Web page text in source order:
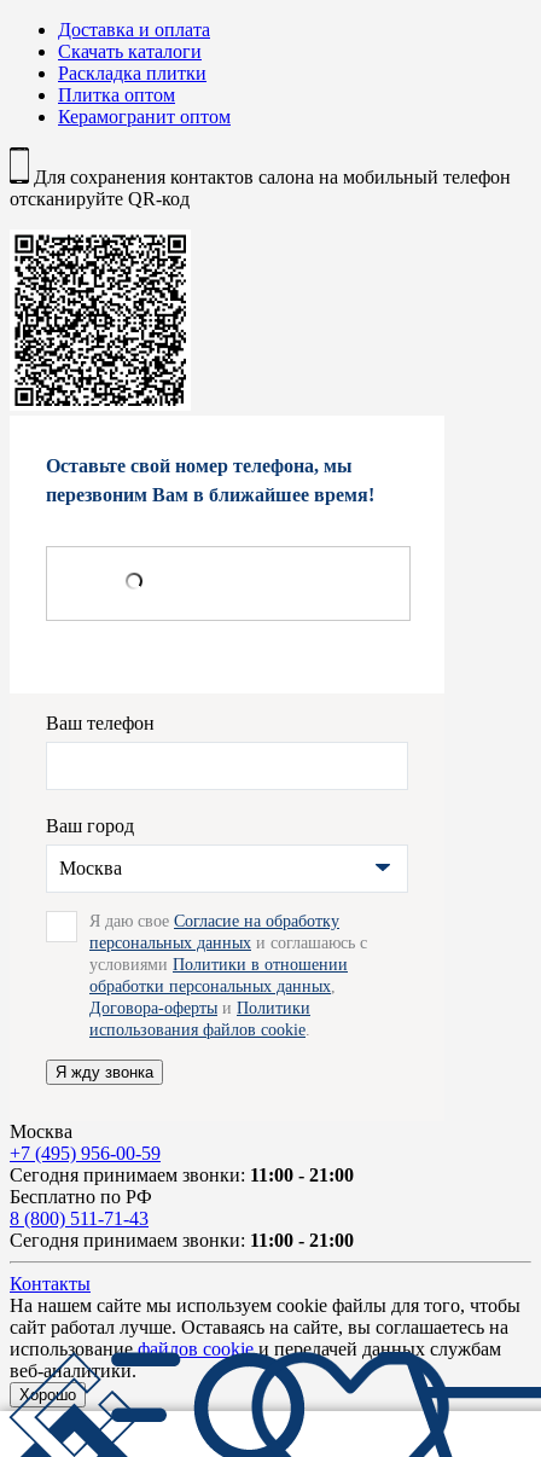
Доставка и оплата
Скачать каталоги
Раскладка плитки
Плитка оптом
Керамогранит оптом
Для сохранения контактов салона на мобильный телефон
отсканируйте QR-код
Оставьте свой номер телефона, мы
перезвоним Вам в ближайшее время!
Ваш телефон
Ваш город
Москва
Я даю свое Согласие на обработку
персональных данных и соглашаюсь с
условиями Политики в отношении
обработки персональных данных
Договора-оферты и Политики
использования файлов cookie
Я жду звонка
Москва
+7 (495) 956-00-59
Сегодня принимаем звонки: 11:00 - 21:00
Бесплатно по РФ
8 (800) 511-71-43
Сегодня принимаем звонки: 11:00 - 21:00
Контакты
На нашем сайте мы используем cookie файлы для того, чтобы
сайт работал лучше. Оставаясь на сайте, вы соглашаетесь на
использованиефайлов cookieи передачей данных службам
веб-аналитики.
Хорошо